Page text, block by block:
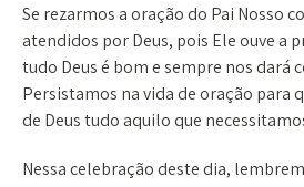
Se rezarmos a oração do Pai Nosso
atendidos por Deus, pois Ele ouve a
tudo Deus é bom e sempre nos dará
Persistamos na vida de oração para
de Deus tudo aquilo que
Nessa celebração deste dia,